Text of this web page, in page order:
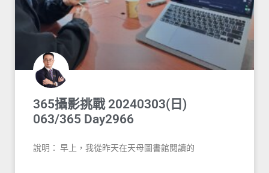
365攝影挑戰 20240303(日)
063/365 Day2966
說明： 早上，我從昨天在天母圖書館閱讀的